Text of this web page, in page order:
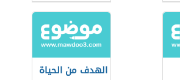
الهدف من الحياة